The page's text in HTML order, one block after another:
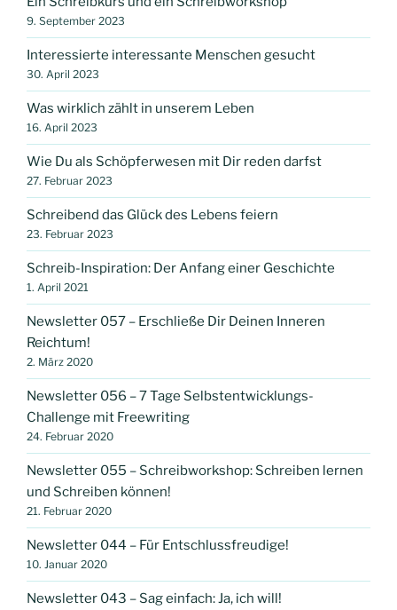
9. September 2023
Interessierte interessante Menschen gesucht
30. April 2023
Was wirklich zählt in unserem Leben
16. April 2023
Wie Du als Schöpferwesen mit Dir reden darfst
27. Februar 2023
Schreibend das Glück des Lebens feiern
23. Februar 2023
Schreib-Inspiration: Der Anfang einer Geschichte
1. April 2021
Newsletter 057 – Erschließe Dir Deinen Inneren
Reichtum!
2. März 2020
Newsletter 056 – 7 Tage Selbstentwicklungs-
Challenge mit Freewriting
24. Februar 2020
Newsletter 055 – Schreibworkshop: Schreiben lernen
und Schreiben können!
21. Februar 2020
Newsletter 044 – Für Entschlussfreudige!
10. Januar 2020
Newsletter 043 – Sag einfach: Ja, ich will!